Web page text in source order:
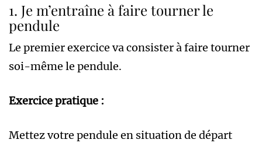
1. Je m’entraîne à faire tourner le
pendule
Le premier exercice va consister à faire tourner
soi-même le pendule.
Exercice pratique :
Mettez votre pendule en situation de départ